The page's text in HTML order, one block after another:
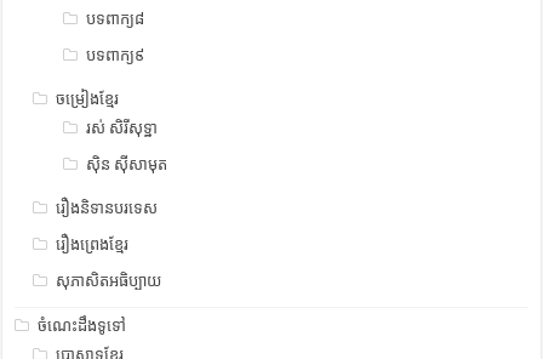
បទពាក្យ៨
បទពាក្យ៩
ចម្រៀងខ្មែរ
រស់ សិរីសុទ្ឋា
ស៊ិន ស៊ីសាមុត
រឿងនិទានបរទេស
រឿងព្រេងខ្មែរ
សុភាសិតអធិប្បាយ
ចំណេះដឹងទូទៅ
ប្រាសាទខ្មែរ